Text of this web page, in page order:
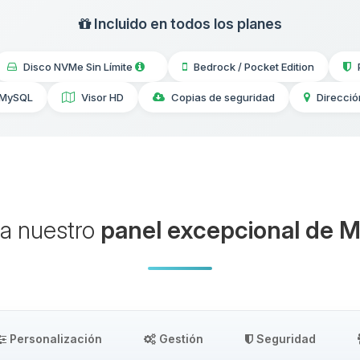
Incluido en todos los planes
Disco NVMe Sin Límite Bedrock / Pocket Edition
Visor HD Copias de seguridad
nuestro panel excepcional de
Personalización Gestión Seguridad